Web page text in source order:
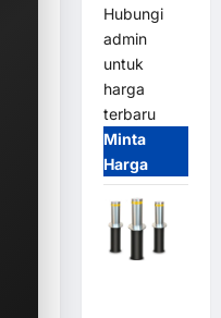
Hubungi
admin
untuk
harga
terbaru
Minta
Harga